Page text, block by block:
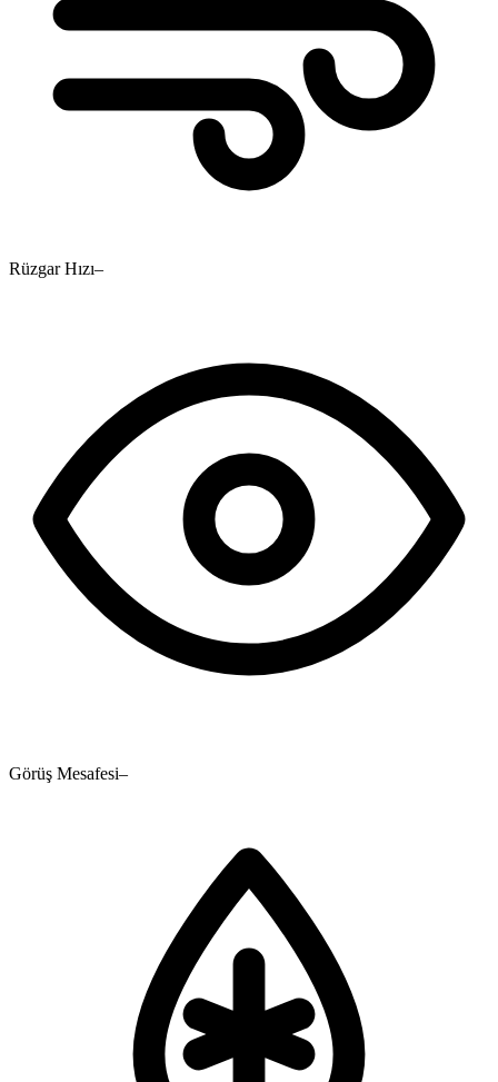
Rüzgar Hızı–
Görüş Mesafesi–